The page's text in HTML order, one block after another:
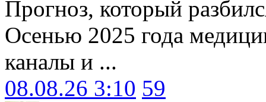
Прогноз, который
Осенью 2025 года
каналы и ...
08.08.26 3:10 59